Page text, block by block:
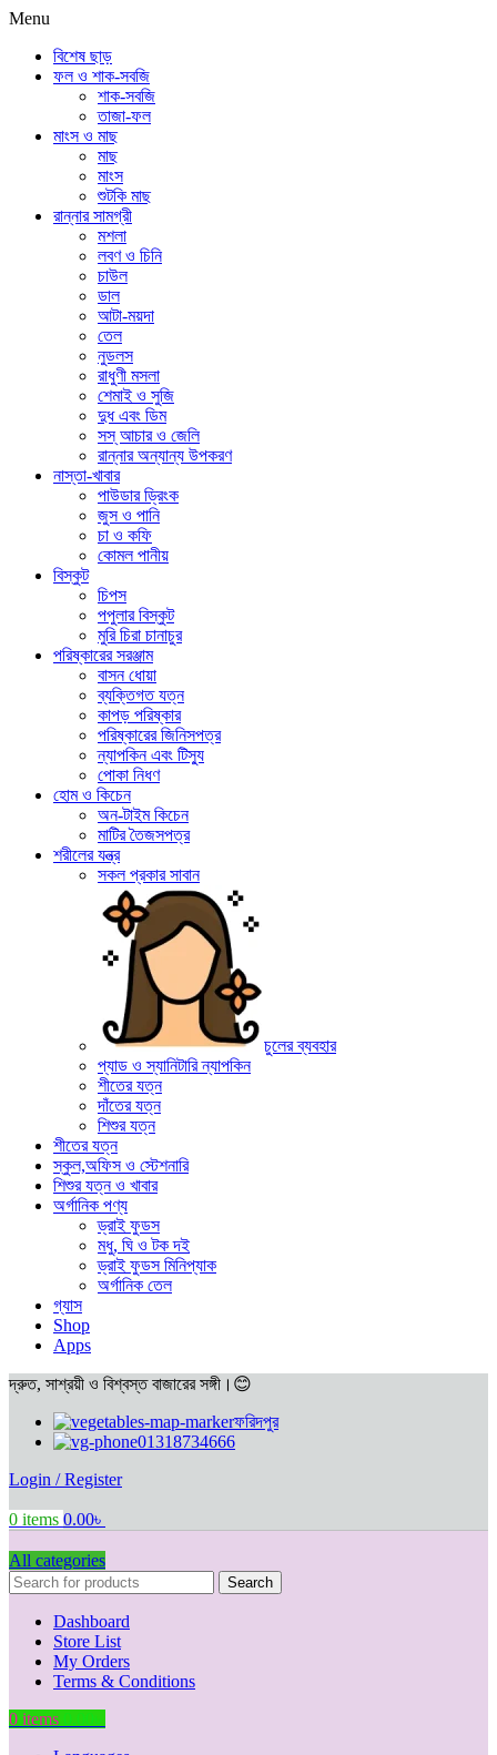
Menu
বিশেষ ছাড়
ফল ও শাক-সবজি
শাক-সবজি
তাজা-ফল
মাংস ও মাছ
মাছ
মাংস
শুটকি মাছ
রান্নার সামগ্রী
মশলা
লবণ ও চিনি
চাউল
ডাল
আটা-ময়দা
তেল
নুডলস
রাধুণী মসলা
শেমাই ও সুজি
দুধ এবং ডিম
সস্ আচার ও জেলি
রান্নার অন্যান্য উপকরণ
নাস্তা-খাবার
পাউডার ড্রিংক
জুস ও পানি
চা ও কফি
কোমল পানীয়
বিস্কুট
চিপস
পপুলার বিস্কুট
মুরি চিরা চানাচুর
পরিষ্কারের সরঞ্জাম
বাসন ধোয়া
ব্যক্তিগত যত্ন
কাপড় পরিষ্কার
পরিষ্কারের জিনিসপত্র
ন্যাপকিন এবং টিস্যু
পোকা নিধণ
হোম ও কিচেন
অন-টাইম কিচেন
মাটির তৈজসপত্র
শরীলের যন্ত্র
সকল প্রকার সাবান
চুলের ব্যবহার
প্যাড ও স্যানিটারি ন্যাপকিন
শীতের যত্ন
দাঁতের যত্ন
শিশুর যত্ন
শীতের যত্ন
স্কুল,অফিস ও স্টেশনারি
শিশুর যত্ন ও খাবার
অর্গানিক পণ্য
ড্রাই ফুডস
মধু, ঘি ও টক দই
ড্রাই ফুডস মিনিপ্যাক
অর্গানিক তেল
গ্যাস
Shop
Apps
দ্রুত, সাশ্রয়ী ও বিশ্বস্ত বাজারের সঙ্গী।😊
ফরিদপুর
01318734666
Login / Register
0 items 0.00৳
All categories
Search
Dashboard
Store List
My Orders
Terms & Conditions
0 items